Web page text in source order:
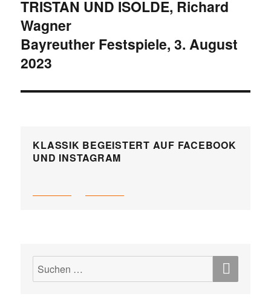
TRISTAN UND ISOLDE, Richard
Wagner
Bayreuther Festspiele, 3. August
2023
KLASSIK BEGEISTERT AUF FACEBOOK
UND INSTAGRAM
Suchen
nach: